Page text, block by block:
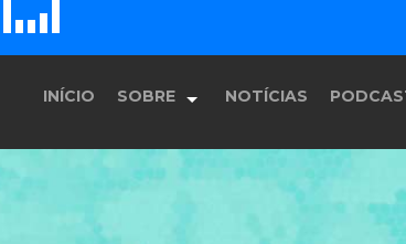
DE F G
INÍCIO SOBRE
História
NOTÍCIAS